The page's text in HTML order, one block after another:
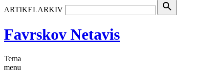
ARTIKELARKIV search
Favrskov Netavis
Tema
menu